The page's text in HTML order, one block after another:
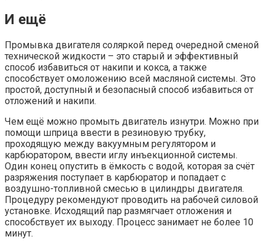
И ещё
Промывка двигателя соляркой перед очередной сменой
технической жидкости – это старый и эффективный
способ избавиться от накипи и кокса, а также
способствует омоложению всей масляной системы. Это
простой, доступный и безопасный способ избавиться от
отложений и накипи.
Чем ещё можно промыть двигатель изнутри. Можно при
помощи шприца ввести в резиновую трубку,
проходящую между вакуумным регулятором и
карбюратором, ввести иглу инъекционной системы.
Один конец опустить в ёмкость с водой, которая за счёт
разряжения поступает в карбюратор и попадает с
воздушно-топливной смесью в цилиндры двигателя.
Процедуру рекомендуют проводить на рабочей силовой
установке. Исходящий пар размягчает отложения и
способствует их выходу. Процесс занимает не более 10
минут.